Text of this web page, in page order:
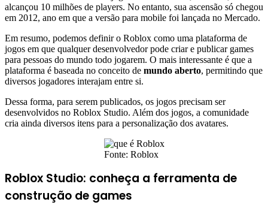
alcançou 10 milhões de players. No entanto, sua ascensão só chegou
em 2012, ano em que a versão para mobile foi lançada no Mercado.
Em resumo, podemos definir o Roblox como uma plataforma de
jogos em que qualquer desenvolvedor pode criar e publicar games
para pessoas do mundo todo jogarem. O mais interessante é que a
plataforma é baseada no conceito de mundo aberto, permitindo que
diversos jogadores interajam entre si.
Dessa forma, para serem publicados, os jogos precisam ser
desenvolvidos no Roblox Studio. Além dos jogos, a comunidade
cria ainda diversos itens para a personalização dos avatares.
Fonte: Roblox
Roblox Studio: conheça a ferramenta de
construção de games